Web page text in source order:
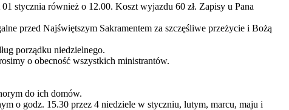
stycznia również o 12.00. Koszt wyjazdu 60 zł. Zapisy u Pana
przed Najświętszym Sakramentem za szczęśliwe przeżycie i Bożą
porządku niedzielnego.
o obecność wszystkich ministrantów.
do ich domów.
o godz. 15.30 przez 4 niedziele w styczniu, lutym, marcu, maju i